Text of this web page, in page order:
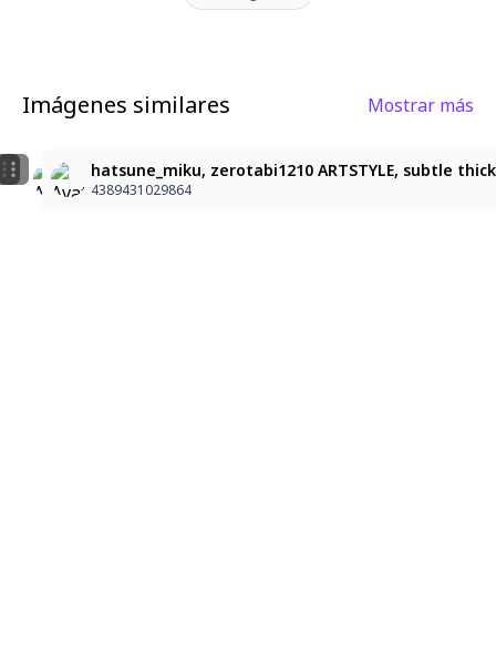
Imágenes similares Mostrar más
Hatsune Miku
4389431029864
character: hatsune_miku, Miku, premium anime
4389431029864
hatsune_miku, zerotabi1210 ARTSTYLE, subtle
4389431029864